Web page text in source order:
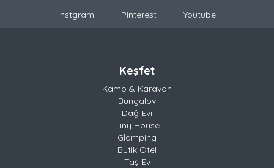
Instgram Pinterest Youtube
Keşfet
Kamp & Karavan
Bungalov
Dağ Evi
Tiny House
Glamping
Butik Otel
Taş Ev